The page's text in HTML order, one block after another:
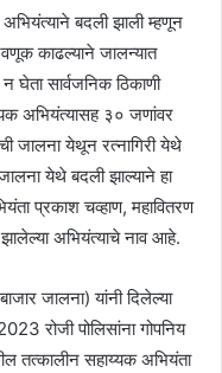
अभियंत्याने बदली झाली म्हणून
काढल्याने जालन्यात
घेता सार्वजनिक ठिकाणी
अभियंत्यासह ३० जणांवर
जालना येथून रत्नागिरी येथे
येथे बदली झाल्याने हा
प्रकाश चव्हाण, महावितरण
अभियंत्याचे नाव आहे.
जालना) यांनी दिलेल्या
रोजी पोलिसांना गोपनिय
तत्कालीन सहाय्यक अभियंता